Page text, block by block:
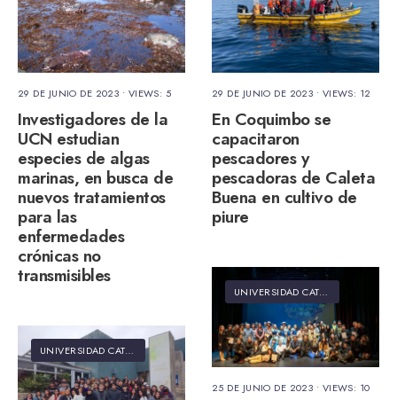
29 DE JUNIO DE 2023 • VIEWS: 5
Investigadores de la
UCN estudian
especies de algas
marinas, en busca de
nuevos tratamientos
para las
enfermedades
crónicas no
transmisibles
29 DE JUNIO DE 2023 • VIEWS: 12
En Coquimbo se
capacitaron
pescadores y
pescadoras de Caleta
Buena en cultivo de
piure
UNIVERSIDAD CATÓLICA DEL NORTE
25 DE JUNIO DE 2023 • VIEWS: 10
UNIVERSIDAD CATÓLICA DEL NORTE